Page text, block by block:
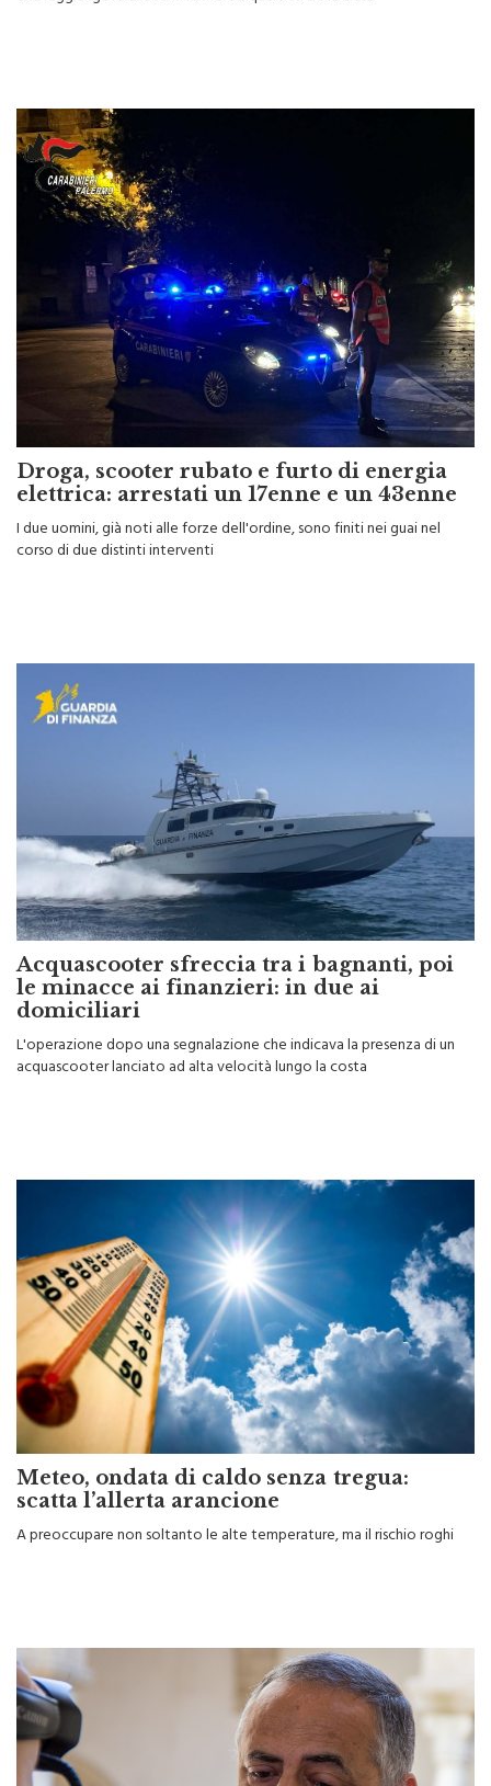
Droga, scooter rubato e furto di energia
elettrica: arrestati un 17enne e un 43enne
I due uomini, già noti alle forze dell'ordine, sono finiti nei guai nel
corso di due distinti interventi
Acquascooter sfreccia tra i bagnanti, poi
le minacce ai finanzieri: in due ai
domiciliari
L'operazione dopo una segnalazione che indicava la presenza di un
acquascooter lanciato ad alta velocità lungo la costa
Meteo, ondata di caldo senza tregua:
scatta l’allerta arancione
A preoccupare non soltanto le alte temperature, ma il rischio roghi